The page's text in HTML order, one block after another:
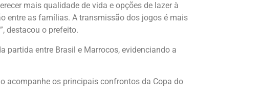
mais qualidade de vida e opções de lazer à
entre as famílias. A transmissão dos jogos é mais
destacou o prefeito.
partida entre Brasil e Marrocos, evidenciando a
acompanhe os principais confrontos da Copa do